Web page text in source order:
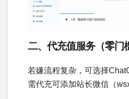
二、代充值服务（零门
若嫌流程复杂，可选择
需代充可添加站长微信（